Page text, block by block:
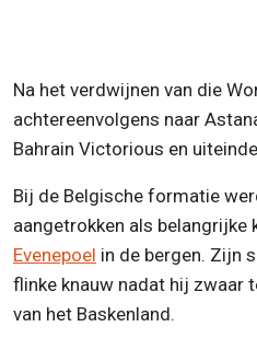
Na het verdwijnen van die
achtereenvolgens naar
Bahrain Victorious en
Bij de Belgische formatie
aangetrokken als belangrijke
Evenepoel in de bergen. Zijn
flinke knauw nadat hij zwaar
van het Baskenland.